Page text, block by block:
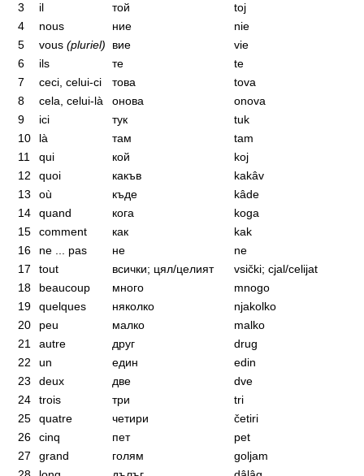
3 il той
toj
4
nous ние
nie
5
vous (pluriel) вие
vie
6
ils те
te
7
ceci, celui-ci това
tova
8
cela, celui-là онова
onova
9
ici тук
tuk
10
là там
tam
11
qui кой
koj
12
quoi какъв
kakâv
13
où къде
kâde
14
quand кога
koga
15
comment как
kak
16
ne ... pas не
ne
17
tout всички; цял/целият
vsički; cjal/celijat
18
beaucoup много
mnogo
19
quelques няколко
njakolko
20
peu малко
malko
21
autre друг
drug
22
un един
edin
23
deux две
dve
24
trois три
tri
25
quatre четири
četiri
26
cinq пет
pet
27
grand голям
goljam